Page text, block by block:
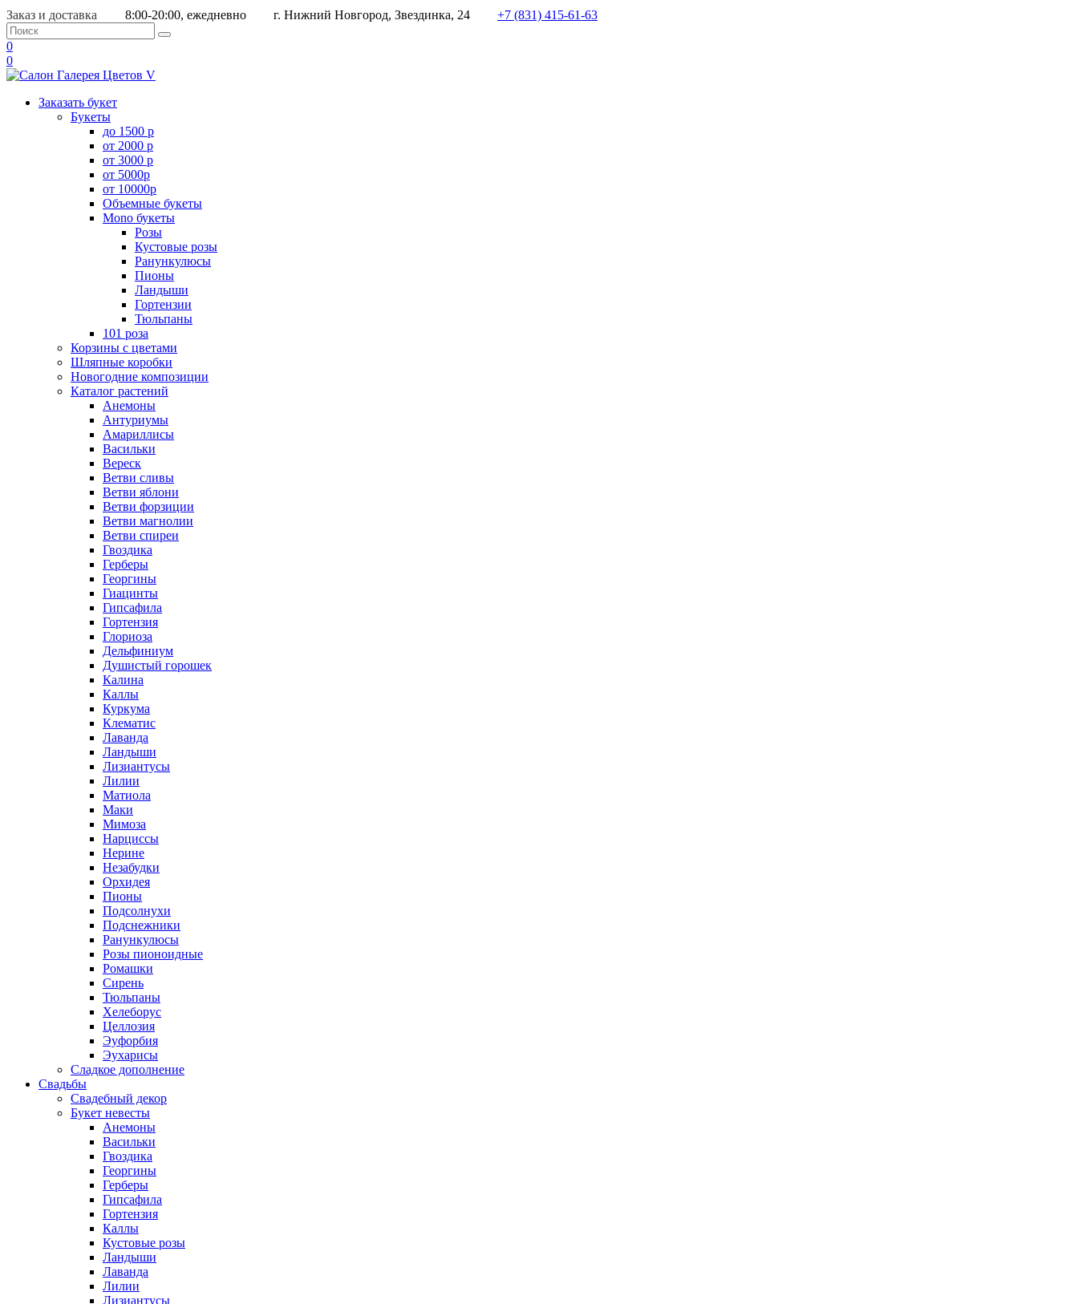
Заказ и доставка 8:00-20:00, ежедневно г. Нижний Новгород, Звездинка, 24 +7 (831) 415-61-63
0
0
Заказать букет
Букеты
до 1500 р
от 2000 р
от 3000 р
от 5000р
от 10000р
Объемные букеты
Mono букеты
Розы
Кустовые розы
Ранункулюсы
Пионы
Ландыши
Гортензии
Тюльпаны
101 роза
Корзины с цветами
Шляпные коробки
Новогодние композиции
Каталог растений
Анемоны
Антуриумы
Амариллисы
Васильки
Вереск
Ветви сливы
Ветви яблони
Ветви форзиции
Ветви магнолии
Ветви спиреи
Гвоздика
Герберы
Георгины
Гиацинты
Гипсафила
Гортензия
Глориоза
Дельфиниум
Душистый горошек
Калина
Каллы
Куркума
Клематис
Лаванда
Ландыши
Лизиантусы
Лилии
Матиола
Маки
Мимоза
Нарциссы
Нерине
Незабудки
Орхидея
Пионы
Подсолнухи
Подснежники
Ранункулюсы
Розы пионоидные
Ромашки
Сирень
Тюльпаны
Хелеборус
Целлозия
Эуфорбия
Эухарисы
Сладкое дополнение
Свадьбы
Свадебный декор
Букет невесты
Анемоны
Васильки
Гвоздика
Георгины
Герберы
Гипсафила
Гортензия
Каллы
Кустовые розы
Ландыши
Лаванда
Лилии
Лизиантусы